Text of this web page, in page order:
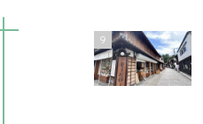
9